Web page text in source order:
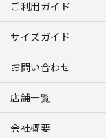
ご利用ガイド
サイズガイド
お問い合わせ
店舗一覧
会社概要